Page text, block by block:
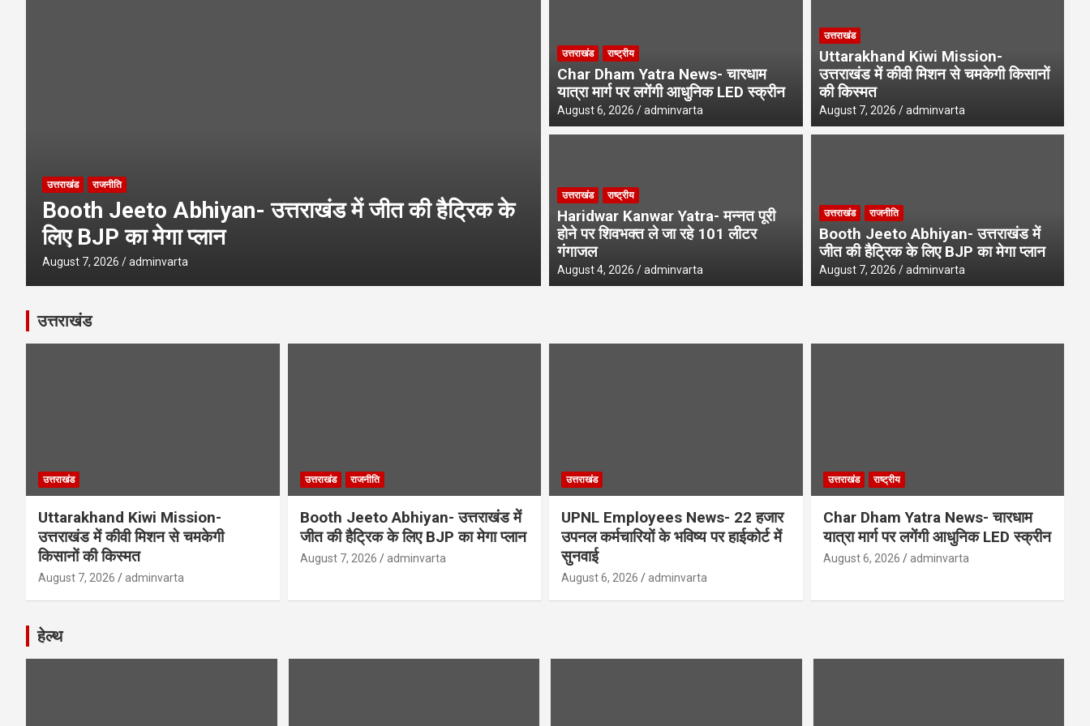
SIR Notice- 19 लाख लोगों तक पहुंचे एसआईआर नोटिस, अनमैप्ड वोटरों पर विशेष फोकस
उत्तराखंड राजनीति
Booth Jeeto Abhiyan- उत्तराखंड में जीत की हैट्रिक के
लिए BJP का मेगा प्लान
August 7, 2026 adminvarta
उत्तराखंड
UPNL Employees News- 22 हजार उपनल कर्मचारियों
के भविष्य पर हाईकोर्ट में सुनवाई
उत्तराखंड राष्ट्रीय
Char Dham Yatra News- चारधाम
यात्रा मार्ग पर लगेंगी आधुनिक LED स्क्रीन
August 6, 2026 adminvarta
उत्तराखंड राष्ट्रीय
Haridwar Kanwar Yatra- मन्नत पूरी
होने पर शिवभक्त ले जा रहे 101 लीटर
गंगाजल
August 4, 2026 adminvarta
उत्तराखंड
Uttarakhand Kiwi Mission-
उत्तराखंड में कीवी मिशन से चमकेगी किसानों
की किस्मत
August 7, 2026 adminvarta
उत्तराखंड राजनीति
Booth Jeeto Abhiyan- उत्तराखंड में
जीत की हैट्रिक के लिए BJP का मेगा प्लान
August 7, 2026 adminvarta
उत्तराखंड
उत्तराखंड
Uttarakhand Kiwi Mission-
उत्तराखंड में कीवी मिशन से चमकेगी
किसानों की किस्मत
August 7, 2026 adminvarta
उत्तराखंड राजनीति
Booth Jeeto Abhiyan- उत्तराखंड में
जीत की हैट्रिक के लिए BJP का मेगा प्लान
August 7, 2026 adminvarta
उत्तराखंड
UPNL Employees News- 22 हजार
उपनल कर्मचारियों के भविष्य पर हाईकोर्ट में
सुनवाई
August 6, 2026 adminvarta
उत्तराखंड राष्ट्रीय
Char Dham Yatra News- चारधाम
यात्रा मार्ग पर लगेंगी आधुनिक LED स्क्रीन
August 6, 2026 adminvarta
हेल्थ